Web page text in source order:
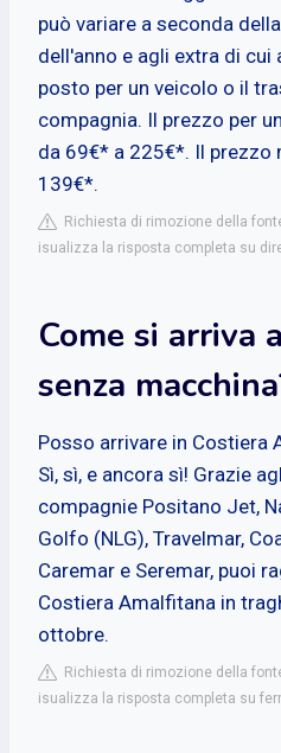
può variare a seconda
dell'anno e agli extra di cui
posto per un veicolo o il
compagnia. Il prezzo per
da 69€* a 225€*. Il
139€*.
Richiesta di rimozione della
isualizza la risposta completa su
Come si arriva
senza
Posso arrivare in Costiera
Sì, sì, e ancora sì! Grazie
compagnie Positano Jet,
Golfo (NLG), Travelmar,
Caremar e Seremar, puoi
Costiera Amalfitana in
ottobre.
Richiesta di rimozione della
isualizza la risposta completa su